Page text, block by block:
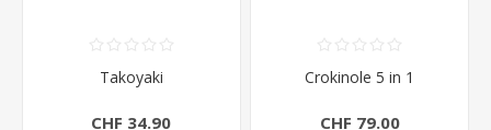
Takoyaki
CHF 34.90
Crokinole 5 in 1
CHF 79.00